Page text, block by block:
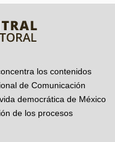
los contenidos
de Comunicación
democrática de México
de los procesos